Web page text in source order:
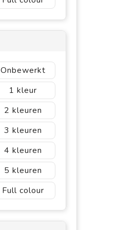
Onbewerkt
1
2
3
4
5
Full colour